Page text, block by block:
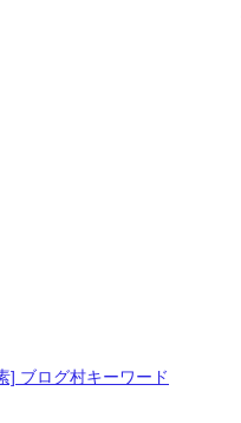
] ブログ村キーワード